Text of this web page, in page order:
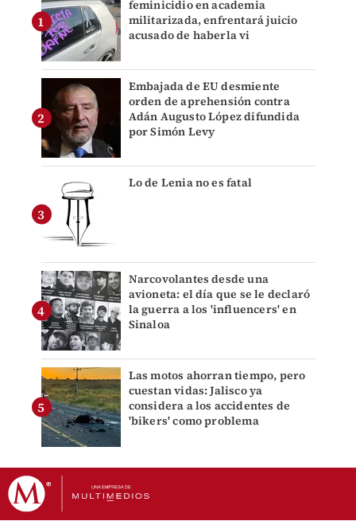
feminicidio en academia
militarizada, enfrentará juicio
acusado de haberla vi
Embajada de EU desmiente
orden de aprehensión contra
Adán Augusto López difundida
por Simón Levy
Lo de Lenia no es fatal
Narcovolantes desde una
avioneta: el día que se le declaró
la guerra a los 'influencers' en
Sinaloa
Las motos ahorran tiempo, pero
cuestan vidas: Jalisco ya
considera a los accidentes de
'bikers' como problema